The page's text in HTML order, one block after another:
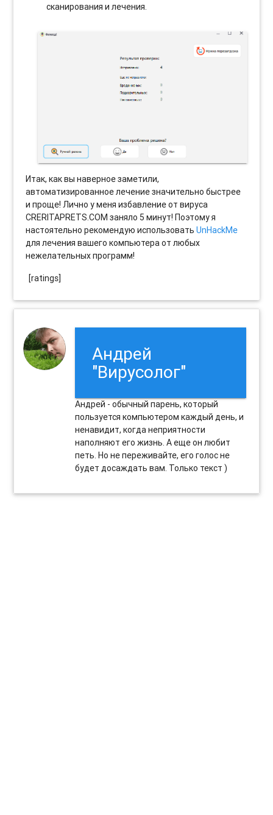
сканирования и лечения.
Итак, как вы наверное заметили,
автоматизированное лечение значительно быстрее
и проще! Лично у меня избавление от вируса
CRERITAPRETS.COM заняло 5 минут! Поэтому я
настоятельно рекомендую использоватьUnHackMe
для лечения вашего компьютера от любых
нежелательных программ!
[ratings]
Андрей
"Вирусолог"
Андрей - обычный парень, который
пользуется компьютером каждый день, и
ненавидит, когда неприятности
наполняют его жизнь. А еще он любит
петь. Но не переживайте, его голос не
будет досаждать вам. Только текст )